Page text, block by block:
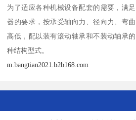
为了适应各种机械设备配套的需要，满
器的要求，按承受轴向力、径向力、弯
高低，配以装有滚动轴承和不装动轴承
种结构型式。
m.bangtian2021.b2b168.com